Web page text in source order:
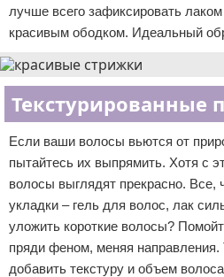
лучше всего зафиксировать
красивым ободком. Идеальный
Текстурированные
Если ваши волосы вьются от
пытайтесь их выпрямить. Хотя с
волосы выглядят прекрасно. Все,
укладки – гель для волос, лак
уложить короткие волосы?
пряди феном, меняя направления.
добавить текстуру и объем